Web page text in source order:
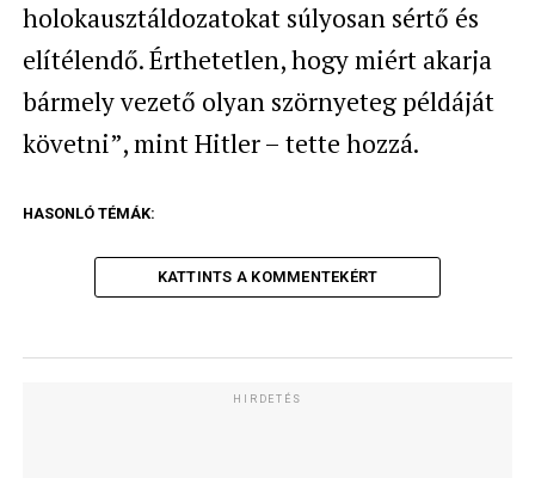
holokausztáldozatokat súlyosan sértő és
elítélendő. Érthetetlen, hogy miért akarja
bármely vezető olyan szörnyeteg példáját
követni”, mint Hitler – tette hozzá.
HASONLÓ TÉMÁK:
KATTINTS A KOMMENTEKÉRT
HIRDETÉS